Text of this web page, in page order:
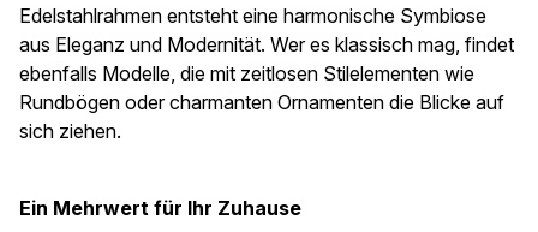
Edelstahlrahmen entsteht eine harmonische Symbiose
aus Eleganz und Modernität. Wer es klassisch mag, findet
ebenfalls Modelle, die mit zeitlosen Stilelementen wie
Rundbögen oder charmanten Ornamenten die Blicke auf
sich ziehen.
Ein Mehrwert für Ihr Zuhause